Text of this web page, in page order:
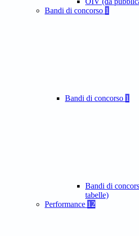
Bandi di concorso 1
Bandi di concorso 1
Bandi di
tabelle)
Performance 12